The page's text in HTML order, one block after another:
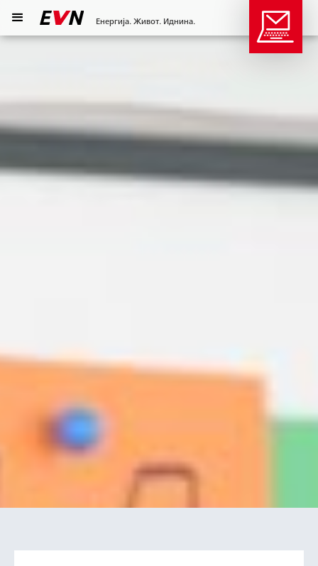
Енергија. Живот. Иднина.